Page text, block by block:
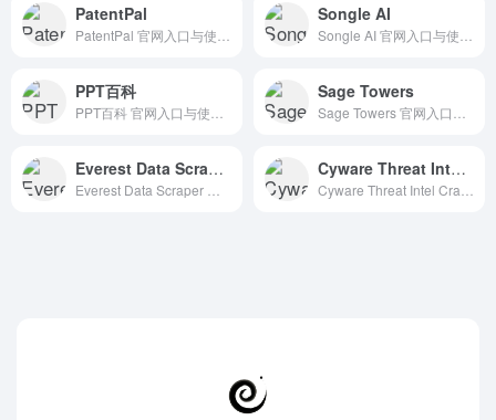
PatentPal Songle AI
PPT百科 Sage Towers
Everest Data Scraper Cyware Threat Intel Crawler